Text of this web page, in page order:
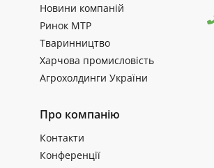
Новини компаній
Ринок МТР
Тваринництво
Харчова промисловість
Агрохолдинги України
Про компанію
Контакти
Конференції